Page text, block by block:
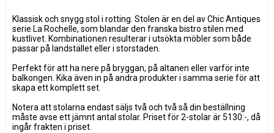
Klassisk och snygg stol i rotting. Stolen är en del av Chic Antiques
serie La Rochelle, som blandar den franska bistro stilen med
kustlivet. Kombinationen resulterar i utsökta möbler som både
passar på landstället eller i storstaden.
Perfekt för att ha nere på bryggan, på altanen eller varför inte
balkongen. Kika även in på andra produkter i samma serie för att
skapa ett komplett set.
Notera att stolarna endast säljs två och två så din beställning
måste avse ett jämnt antal stolar. Priset för 2-stolar är 5130:-, då
ingår frakten i priset.